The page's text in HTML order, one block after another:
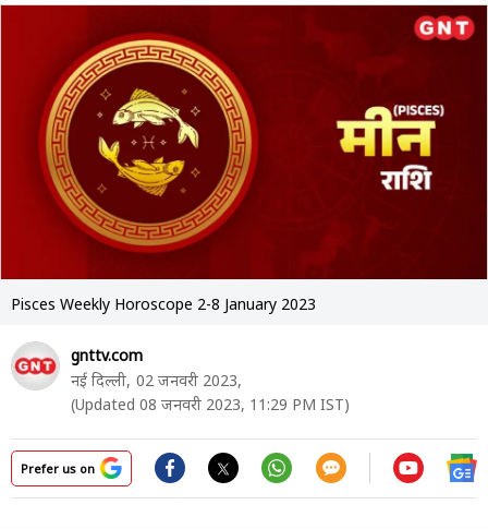
Pisces Weekly Horoscope 2-8 January 2023
gnttv.com
नई दिल्ली, 02 जनवरी 2023,
(Updated 08 जनवरी 2023, 11:29 PM IST)
Prefer us on